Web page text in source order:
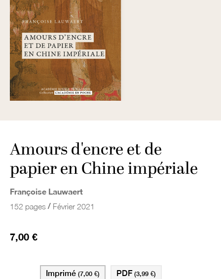
Amours d'encre et de
papier en Chine impériale
Françoise Lauwaert
152 pages / Février 2021
7,00 €
Imprimé (7,00 €) PDF (3,99 €)